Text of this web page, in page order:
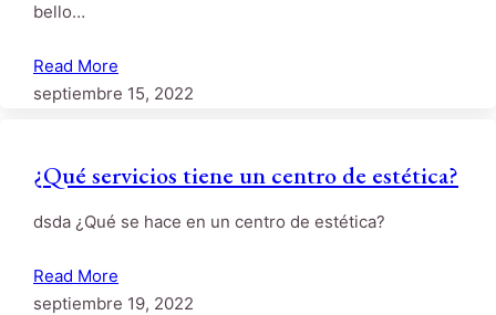
bello…
Read More
septiembre 15, 2022
¿Qué servicios tiene un centro de estética?
dsda ¿Qué se hace en un centro de estética?
Read More
septiembre 19, 2022